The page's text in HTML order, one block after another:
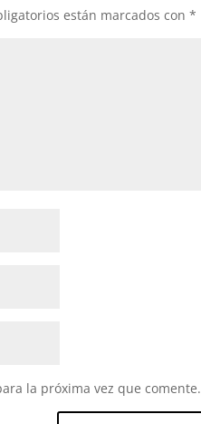
están marcados con *
la próxima vez que comente.